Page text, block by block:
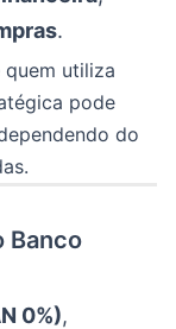
.
utiliza
pode
do
Banco
0%),